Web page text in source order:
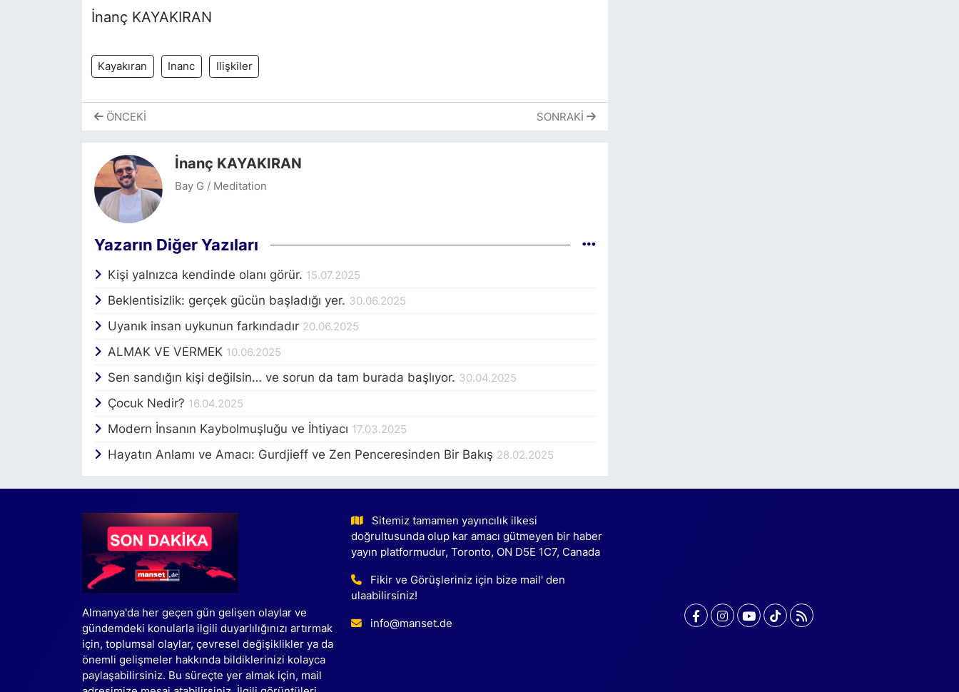
İnanç KAYAKIRAN
Kayakıran Inanc Ilişkiler
ÖNCEKI SONRAKI
İnanç KAYAKIRAN
Bay G / Meditation
Yazarın Diğer Yazıları
Kişi yalnızca kendinde olanı görür. 15.07.2025
Beklentisizlik: gerçek gücün başladığı yer. 30.06.2025
Uyanık insan uykunun farkındadır 20.06.2025
ALMAK VE VERMEK 10.06.2025
Sen sandığın kişi değilsin… ve sorun da tam burada başlıyor. 30.04.2025
Çocuk Nedir? 16.04.2025
Modern İnsanın Kaybolmuşluğu ve İhtiyacı 17.03.2025
Hayatın Anlamı ve Amacı: Gurdjieff ve Zen Penceresinden Bir Bakış 28.02.2025
Almanya'da her geçen gün gelişen olaylar ve
gündemdeki konularla ilgili duyarlılığınızı artırmak
için, toplumsal olaylar, çevresel değişiklikler ya da
önemli gelişmeler hakkında bildiklerinizi kolayca
paylaşabilirsiniz. Bu süreçte yer almak için, mail
Sitemiz tamamen yayıncılık ilkesi
doğrultusunda olup kar amacı gütmeyen bir haber
yayın platformudur, Toronto, ON D5E 1C7, Canada
Fikir ve Görüşleriniz için bize mail' den
ulaabilirsiniz!
info@manset.de